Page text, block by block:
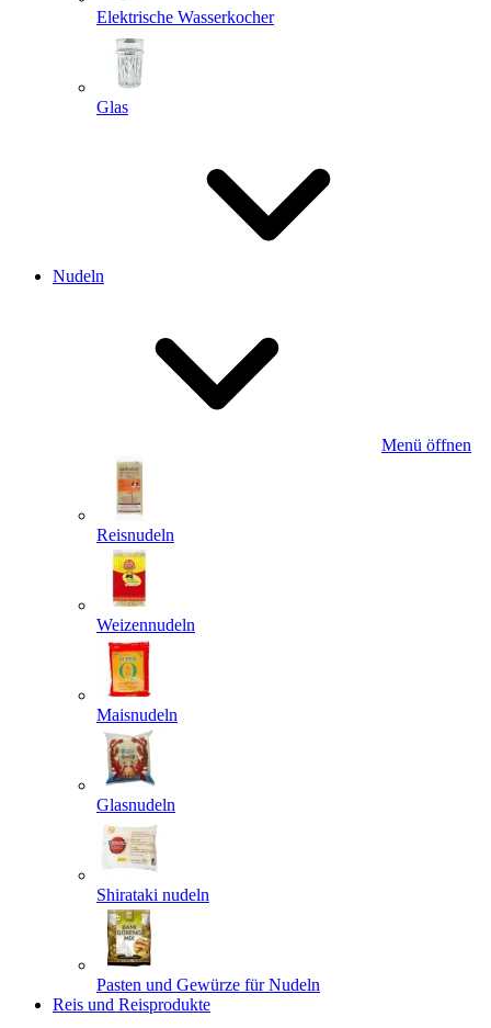
Elektrische Wasserkocher
Glas
Nudeln
Menü öffnen
Reisnudeln
Weizennudeln
Maisnudeln
Glasnudeln
Shirataki nudeln
Pasten und Gewürze für Nudeln
Reis und Reisprodukte